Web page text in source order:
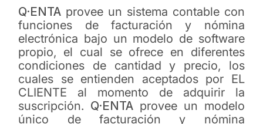
Q·ENTA provee un sistema contable con
funciones de facturación y nómina
electrónica bajo un modelo de software
propio, el cual se ofrece en diferentes
condiciones de cantidad y precio, los
cuales se entienden aceptados por EL
CLIENTE al momento de adquirir la
suscripción. Q·ENTA provee un modelo
único de facturación y nómina